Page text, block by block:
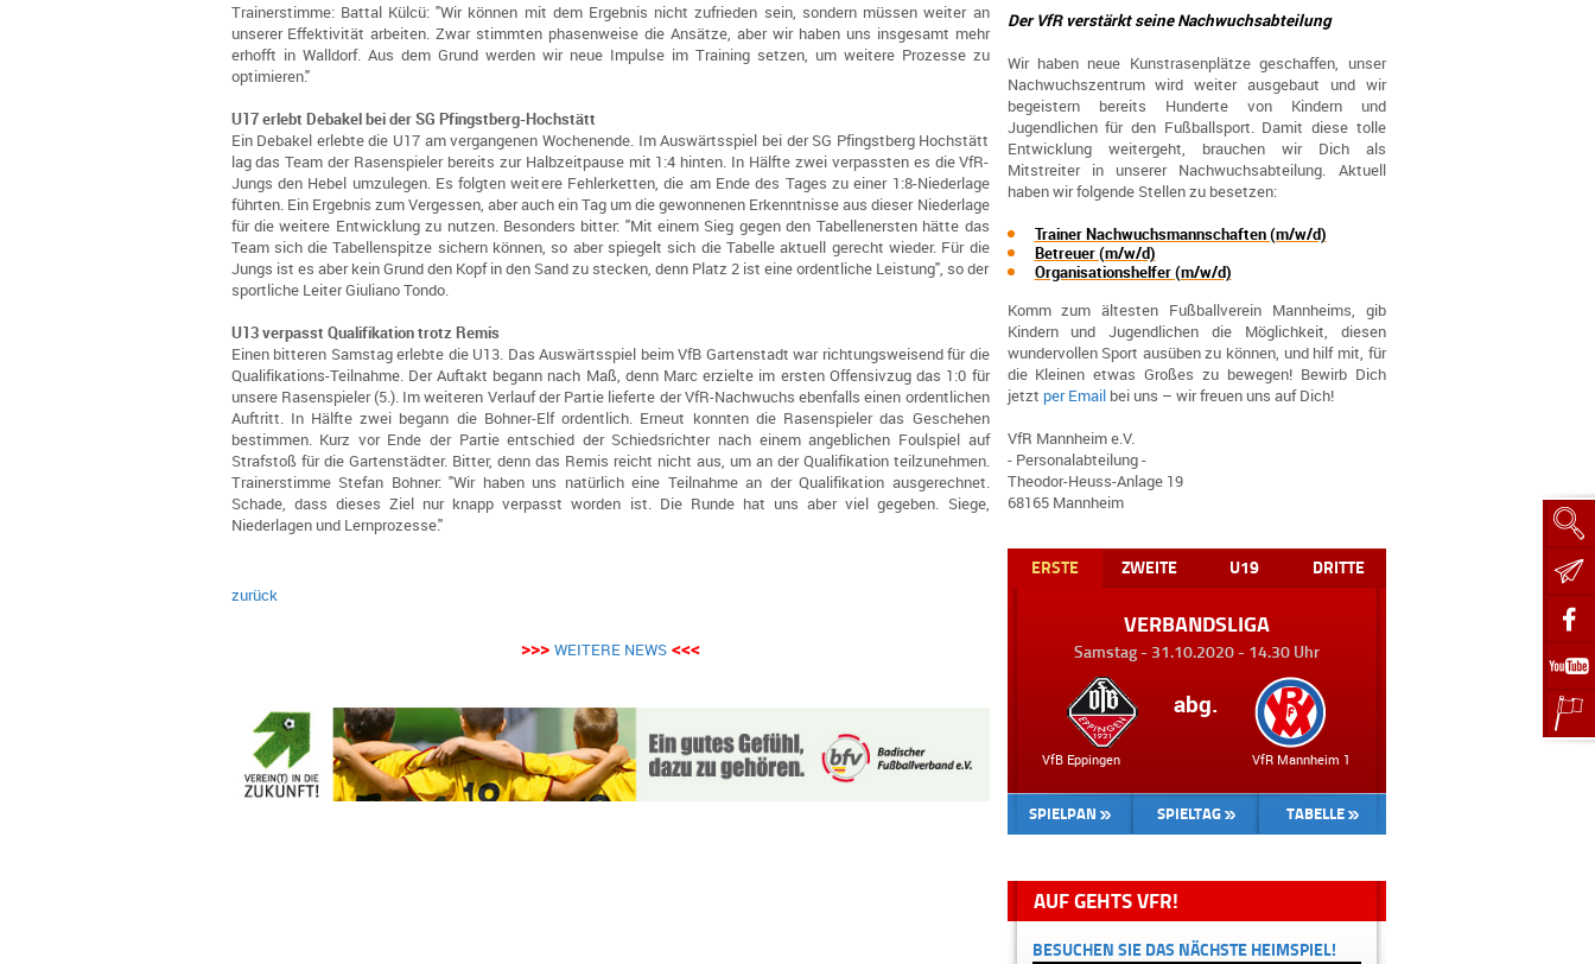
Trainerstimme: Battal Külcü: "Wir können mit dem Ergebnis nicht zufrieden sein, sondern müssen weiter an
unserer Effektivität arbeiten. Zwar stimmten phasenweise die Ansätze, aber wir haben uns insgesamt mehr
erhofft in Walldorf. Aus dem Grund werden wir neue Impulse im Training setzen, um weitere Prozesse zu
optimieren."
U17 erlebt Debakel bei der SG Pfingstberg-Hochstätt
Ein Debakel erlebte die U17 am vergangenen Wochenende. Im Auswärtsspiel bei der SG Pfingstberg Hochstätt
lag das Team der Rasenspieler bereits zur Halbzeitpause mit 1:4 hinten. In Hälfte zwei verpassten es die VfR-
Jungs den Hebel umzulegen. Es folgten weitere Fehlerketten, die am Ende des Tages zu einer 1:8-Niederlage
führten. Ein Ergebnis zum Vergessen, aber auch ein Tag um die gewonnenen Erkenntnisse aus dieser Niederlage
für die weitere Entwicklung zu nutzen. Besonders bitter: "Mit einem Sieg gegen den Tabellenersten hätte das
Team sich die Tabellenspitze sichern können, so aber spiegelt sich die Tabelle aktuell gerecht wieder. Für die
Jungs ist es aber kein Grund den Kopf in den Sand zu stecken, denn Platz 2 ist eine ordentliche Leistung", so der
sportliche Leiter Giuliano Tondo.
U13 verpasst Qualifikation trotz Remis
Einen bitteren Samstag erlebte die U13. Das Auswärtsspiel beim VfB Gartenstadt war richtungsweisend für die
Qualifikations-Teilnahme. Der Auftakt begann nach Maß, denn Marc erzielte im ersten Offensivzug das 1:0 für
unsere Rasenspieler (5.). Im weiteren Verlauf der Partie lieferte der VfR-Nachwuchs ebenfalls einen ordentlichen
Auftritt. In Hälfte zwei begann die Bohner-Elf ordentlich. Erneut konnten die Rasenspieler das Geschehen
bestimmen. Kurz vor Ende der Partie entschied der Schiedsrichter nach einem angeblichen Foulspiel auf
Strafstoß für die Gartenstädter. Bitter, denn das Remis reicht nicht aus, um an der Qualifikation teilzunehmen.
Trainerstimme Stefan Bohner: "Wir haben uns natürlich eine Teilnahme an der Qualifikation ausgerechnet.
Schade, dass dieses Ziel nur knapp verpasst worden ist. Die Runde hat uns aber viel gegeben. Siege,
Niederlagen und Lernprozesse."
zurück
>>> WEITERE NEWS<<<
Der VfR verstärkt seine Nachwuchsabteilung
Wir haben neue Kunstrasenplätze geschaffen, unser
Nachwuchszentrum wird weiter ausgebaut und wir
begeistern bereits Hunderte von Kindern und
Jugendlichen für den Fußballsport. Damit diese tolle
Entwicklung weitergeht, brauchen wir Dich als
Mitstreiter in unserer Nachwuchsabteilung. Aktuell
haben wir folgende Stellen zu besetzen:
Trainer Nachwuchsmannschaften (m/w/d)
Betreuer (m/w/d)
Organisationshelfer (m/w/d)
Komm zum ältesten Fußballverein Mannheims, gib
Kindern und Jugendlichen die Möglichkeit, diesen
wundervollen Sport ausüben zu können, und hilf mit, für
die Kleinen etwas Großes zu bewegen! Bewirb Dich
jetzt per Emailbei uns – wir freuen uns auf Dich!
VfR Mannheim e.V.
- Personalabteilung -
Theodor-Heuss-Anlage 19
68165 Mannheim
ERSTE ZWEITE U19 DRITTE
VERBANDSLIGA
Samstag - 31.10.2020 - 14.30 Uhr
abg.
VfB Eppingen VfR Mannheim 1
SPIELPAN SPIELTAG TABELLE
AUF GEHTS VFR!
BESUCHEN SIE DAS NÄCHSTE HEIMSPIEL!